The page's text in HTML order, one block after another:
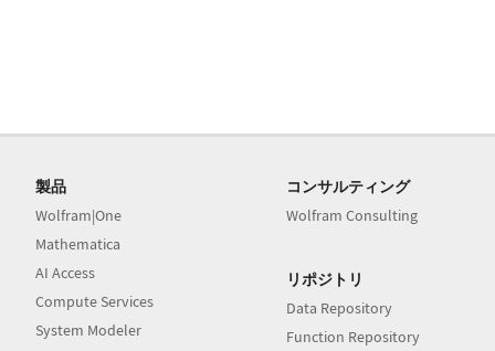
製品
Wolfram|One
Mathematica
AI Access
Compute Services
System Modeler
コンサルティング
Wolfram Consulting
リポジトリ
Data Repository
Function Repository